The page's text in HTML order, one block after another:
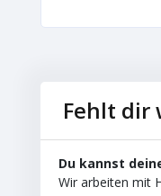
Fehlt dir
Du kannst
Wir arbeiten mit